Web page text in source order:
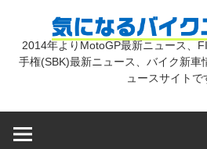
2014年よりMotoGP最新ニュース、
手権(SBK)最新ニュース、バイク新車
ュースサイトで